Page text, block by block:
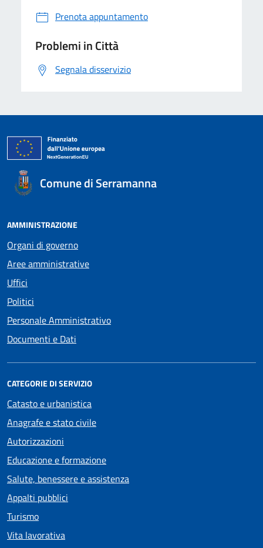
Prenota appuntamento
Problemi in Città
Segnala disservizio
Comune di Serramanna
AMMINISTRAZIONE
Organi di governo
Aree amministrative
Uffici
Politici
Personale Amministrativo
Documenti e Dati
CATEGORIE DI SERVIZIO
Catasto e urbanistica
Anagrafe e stato civile
Autorizzazioni
Educazione e formazione
Salute, benessere e assistenza
Appalti pubblici
Turismo
Vita lavorativa